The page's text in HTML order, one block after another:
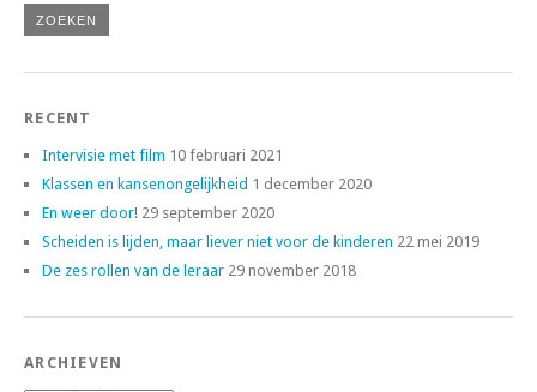
RECENT
Intervisie met film 10 februari 2021
Klassen en kansenongelijkheid 1 december 2020
En weer door! 29 september 2020
Scheiden is lijden, maar liever niet voor de kinderen 22 mei 2019
De zes rollen van de leraar 29 november 2018
ARCHIEVEN